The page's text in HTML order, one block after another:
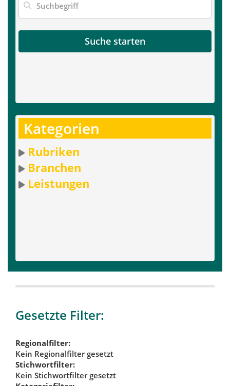
Suche starten
Kategorien
Rubriken
Branchen
Leistungen
Gesetzte Filter:
Regionalfilter:
Kein Regionalfilter gesetzt
Stichwortfilter:
Kein Stichwortfilter gesetzt